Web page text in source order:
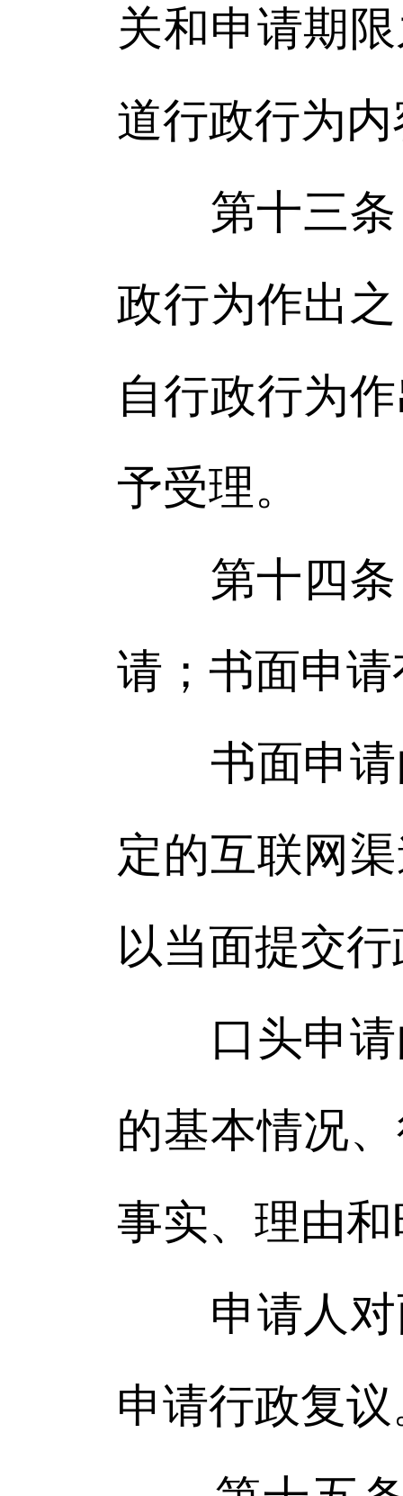
关和申请期
道行政行为
第十三条
政行为作出
自行政行为
予受理。
第十四条
请；书面申
书面申请
定的互联网
以当面提交
口头申请
的基本情况
事实、理由
申请人对
申请行政复